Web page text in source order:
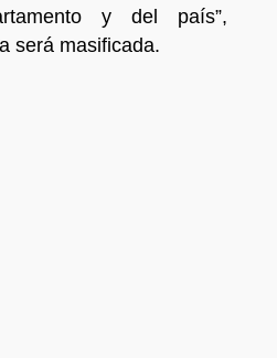
y del país”,
será masificada.